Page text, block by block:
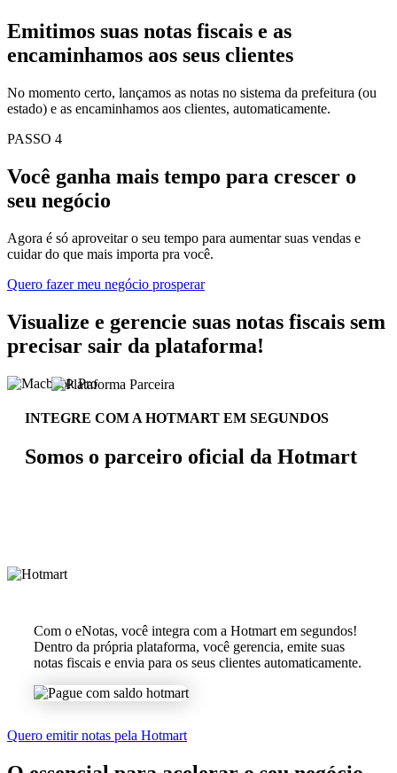
Emitimos suas notas fiscais e as
encaminhamos aos seus clientes
No momento certo, lançamos as notas no sistema da prefeitura (ou
estado) e as encaminhamos aos clientes, automaticamente.
PASSO 4
Você ganha mais tempo para crescer o
seu negócio
Agora é só aproveitar o seu tempo para aumentar suas vendas e
cuidar do que mais importa pra você.
Quero fazer meu negócio prosperar
Visualize e gerencie suas notas fiscais sem
precisar sair da plataforma!
INTEGRE COM A HOTMART EM SEGUNDOS
Somos o parceiro oficial da Hotmart
Com o eNotas, você integra com a Hotmart em segundos!
Dentro da própria plataforma, você gerencia, emite suas
notas fiscais e envia para os seus clientes automaticamente.
Quero emitir notas pela Hotmart